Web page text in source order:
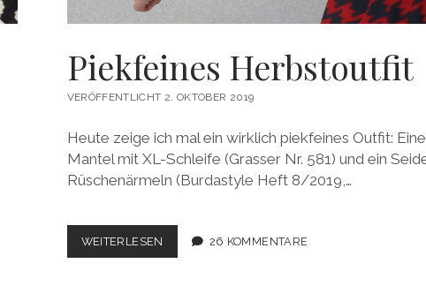
Piekfeines Herbstoutfit
VERÖFFENTLICHT 2. OKTOBER 2019
Heute zeige ich mal ein wirklich piekfeines Outfit:
Mantel mit XL-Schleife (Grasser Nr. 581) und ein
Rüschenärmeln (Burdastyle Heft 8/2019,…
WEITERLESEN PIEKFEINES
HERBSTOUTFIT
26 KOMMENTARE